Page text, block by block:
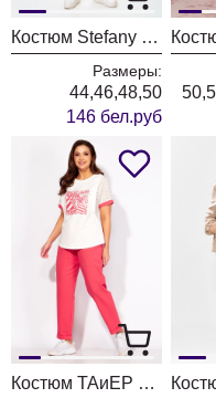
Костюм Stefany 2079-1 голубой
Размеры:
44,46,48,50
146 бел.руб
Костюм ТАиЕР 1365 розовый+белый